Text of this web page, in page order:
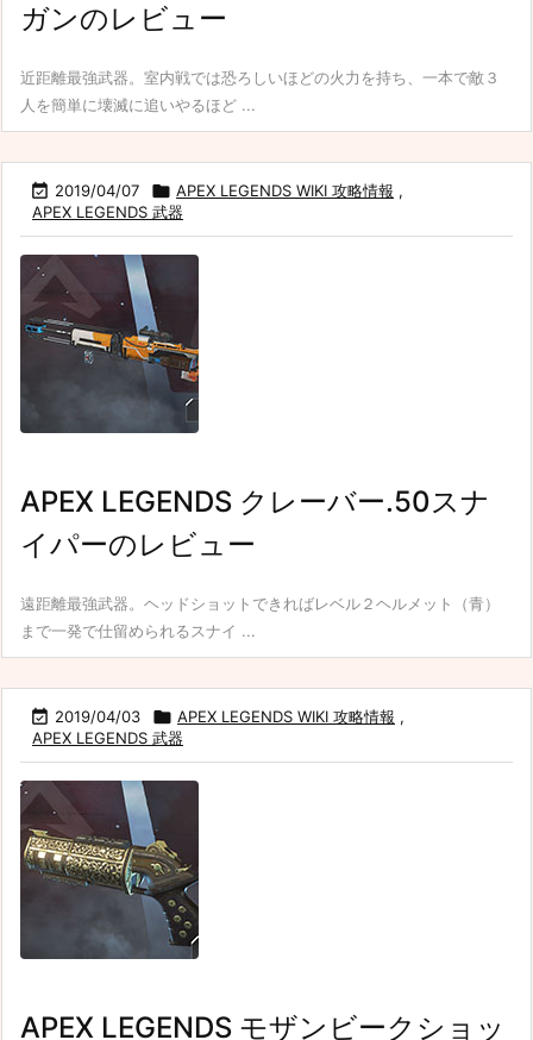
ガンのレビュー
近距離最強武器。室内戦では恐ろしいほどの火力を持ち、一本で敵３
人を簡単に壊滅に追いやるほど ...
 2019/04/07  APEX LEGENDS WIKI 攻略情報 ,
APEX LEGENDS 武器
APEX LEGENDS クレーバー.50スナ
イパーのレビュー
遠距離最強武器。ヘッドショットできればレベル２ヘルメット（青）
まで一発で仕留められるスナイ ...
 2019/04/03  APEX LEGENDS WIKI 攻略情報 ,
APEX LEGENDS 武器
APEX LEGENDS モザンビークショッ